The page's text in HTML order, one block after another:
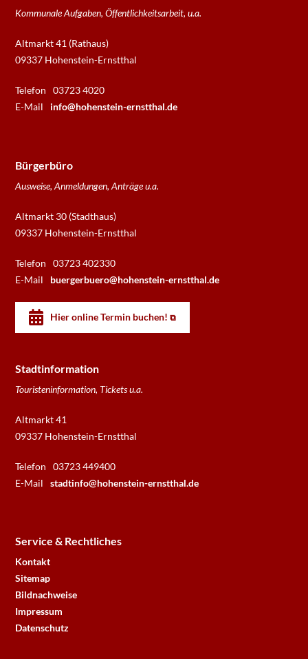
Kommunale Aufgaben, Öffentlichkeitsarbeit, u.a.
Altmarkt 41 (Rathaus)
09337 Hohenstein-Ernstthal
Telefon
03723 4020
E-Mail
info@hohenstein-ernstthal.de
Bürgerbüro
Ausweise, Anmeldungen, Anträge u.a.
Altmarkt 30 (Stadthaus)
09337 Hohenstein-Ernstthal
Telefon
03723 402330
E-Mail
buergerbuero@hohenstein-ernstthal.de
Hier online Termin buchen!
Stadtinformation
Touristeninformation, Tickets u.a.
Altmarkt 41
09337 Hohenstein-Ernstthal
Telefon
03723 449400
E-Mail
stadtinfo@hohenstein-ernstthal.de
Service & Rechtliches
Kontakt
Sitemap
Bildnachweise
Impressum
Datenschutz